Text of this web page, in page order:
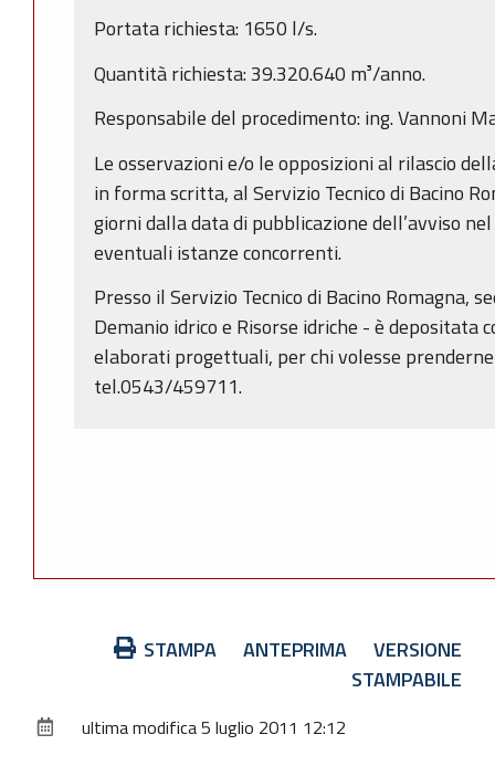
Portata richiesta: 1650 l/s.
Quantità richiesta: 39.320.640 m³/anno.
Responsabile del procedimento: ing. Vannoni
Le osservazioni e/o le opposizioni al rilascio
in forma scritta, al Servizio Tecnico di Bacino
giorni dalla data di pubblicazione dell’avviso
eventuali istanze concorrenti.
Presso il Servizio Tecnico di Bacino Romagna,
Demanio idrico e Risorse idriche - è depositata
elaborati progettuali, per chi volesse
tel.0543/459711.
STAMPA ANTEPRIMA
VERSIONE
STAMPABILE
ultima modifica5 luglio 2011 12:12